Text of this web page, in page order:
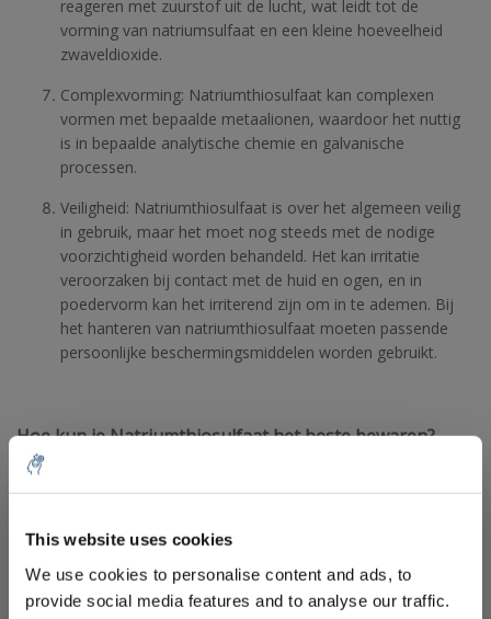
This website uses cookies
We use cookies to personalise content and ads, to
provide social media features and to analyse our traffic.
reageren met zuurstof uit de lucht, wat leidt tot de
vorming van natriumsulfaat en een kleine hoeveelheid
zwaveldioxide.
Complexvorming: Natriumthiosulfaat kan complexen
vormen met bepaalde metaalionen, waardoor het nuttig
is in bepaalde analytische chemie en galvanische
processen.
Veiligheid: Natriumthiosulfaat is over het algemeen veilig
in gebruik, maar het moet nog steeds met de nodige
voorzichtigheid worden behandeld. Het kan irritatie
veroorzaken bij contact met de huid en ogen, en in
poedervorm kan het irriterend zijn om in te ademen. Bij
het hanteren van natriumthiosulfaat moeten passende
persoonlijke beschermingsmiddelen worden gebruikt.
Hoe kun je Natriumthiosulfaat het beste bewaren?
om het contact met vocht te minimaliseren, omdat het
natriumthiosulfaat kan aantasten en klonters kan vormen.
order
Sign up for our newsletter to stay